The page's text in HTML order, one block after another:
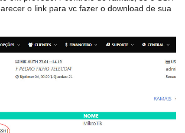
o link para vc fazer o download de sua